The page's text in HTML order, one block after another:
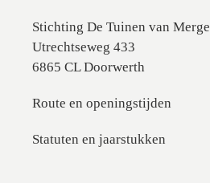
Stichting De Tuinen van
Utrechtseweg 433
6865 CL Doorwerth
Route en openingstijden
Statuten en jaarstukken